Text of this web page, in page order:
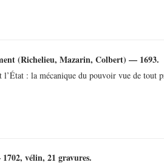
(Richelieu, Mazarin, Colbert) — 1693.
: la mécanique du pouvoir vue de tout
vélin, 21 gravures.